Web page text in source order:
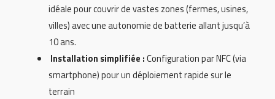
idéale pour couvrir de vastes zones (fermes, usines,
villes) avec une autonomie de batterie allant jusqu’à
10 ans.
Installation simplifiée :Configuration par NFC (via
smartphone) pour un déploiement rapide sur le
terrain